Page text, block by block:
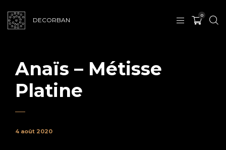
DECORBAN
0
Anaïs – Métisse
Platine
4 août 2020